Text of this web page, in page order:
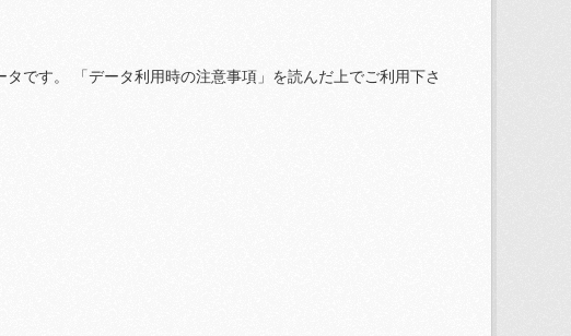
です。 「データ利用時の注意事項」を読んだ上でご利用下さ